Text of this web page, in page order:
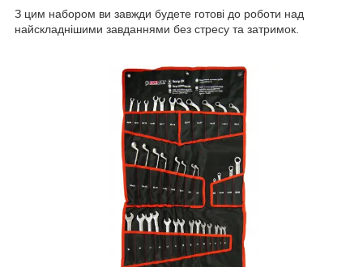
З цим набором ви завжди будете готові до роботи над
найскладнішими завданнями без стресу та затримок.